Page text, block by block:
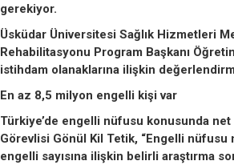
gerekiyor.
Üsküdar Üniversitesi Sağlık Hizmetleri
Rehabilitasyonu Program Başkanı
istihdam olanaklarına ilişkin
En az 8,5 milyon engelli kişi var
Türkiye’de engelli nüfusu konusunda net
Görevlisi Gönül Kil Tetik, “Engelli
engelli sayısına ilişkin belirli araştırma